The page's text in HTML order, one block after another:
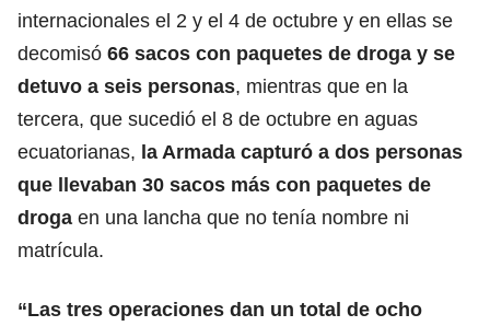
internacionales el 2 y el 4 de octubre y en ellas se
decomisó 66 sacos con paquetes de droga y se
detuvo a seis personas, mientras que en la
tercera, que sucedió el 8 de octubre en aguas
ecuatorianas, la Armada capturó a dos personas
que llevaban 30 sacos más con paquetes de
droga en una lancha que no tenía nombre ni
matrícula.
“Las tres operaciones dan un total de ocho